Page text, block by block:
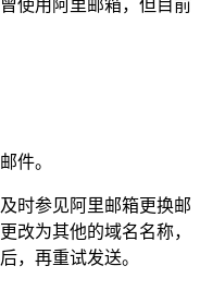
使用阿里邮箱，但目前
件。
时参见阿里邮箱更换邮
改为其他的域名名称，
，再重试发送。